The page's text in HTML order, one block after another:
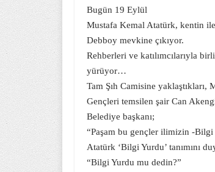
Bugün 19 Eylül
Mustafa Kemal Atatürk, kentin
Debboy mevkine çıkıyor.
Rehberleri ve katılımcılarıyla
yürüyor…
Tam Şıh Camisine
Gençleri temsilen şair Can
Belediye başkanı;
“Paşam bu gençler ilimizin -Bilgi
Atatürk ‘Bilgi Yurdu’ tanımını
“Bilgi Yurdu mu dedin?”